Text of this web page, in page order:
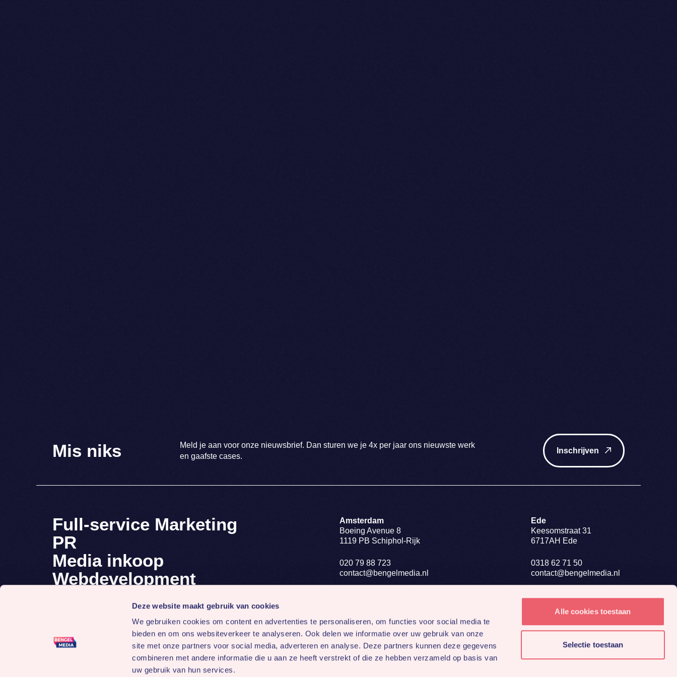
Deze website maakt gebruik van cookies
We gebruiken cookies om content en advertenties te personaliseren, om functies voor social media te
bieden en om ons websiteverkeer te analyseren. Ook delen we informatie over uw gebruik van onze
site met onze partners voor social media, adverteren en analyse. Deze partners kunnen deze gegevens
combineren met andere informatie die u aan ze heeft verstrekt of die ze hebben verzameld op basis van
uw gebruik van hun services.
Alle cookies toestaan
Selectie toestaan
Mis niks
Meld je aan voor onze nieuwsbrief. Dan sturen we je 4x per jaar ons nieuwste werk
en gaafste cases.
Inschrijven
Full-service Marketing
PR
Media inkoop
Webdevelopment
Amsterdam
Boeing Avenue 8
1119 PB Schiphol-Rijk
020 79 88 723
contact@bengelmedia.nl
Volg ons op:
Ede
Keesomstraat 31
6717AH Ede
0318 62 71 50
contact@bengelmedia.nl